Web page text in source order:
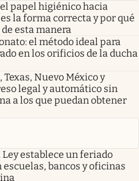
papel higiénico hacia
la forma correcta y por qué
esta manera
el método ideal para
en los orificios de la ducha
Nuevo México y
legal y automático sin
a los que puedan obtener
Ley establece un feriado
bancos y oficinas